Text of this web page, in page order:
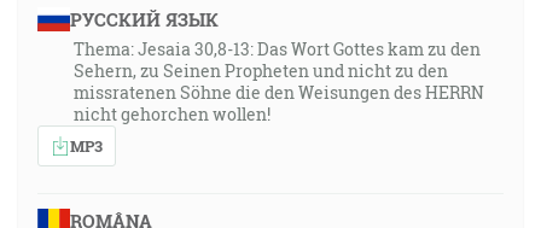
РУССКИЙ ЯЗЫК
Thema: Jesaia 30,8-13: Das Wort Gottes kam zu den
Sehern, zu Seinen Propheten und nicht zu den
missratenen Söhne die den Weisungen des HERRN
nicht gehorchen wollen!
MP3
ROMÂNA